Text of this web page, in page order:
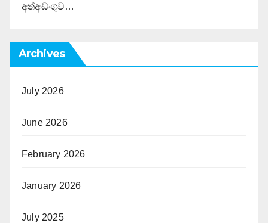
අත්අඩංගුව…
Archives
July 2026
June 2026
February 2026
January 2026
July 2025